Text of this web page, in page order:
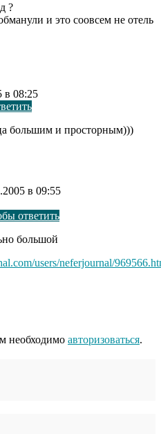
?
и это соовсем не отель
в 08:25
большим и просторным)))
в 09:55
ответить
большой
users/neferjournal/
необходимо авторизоваться.